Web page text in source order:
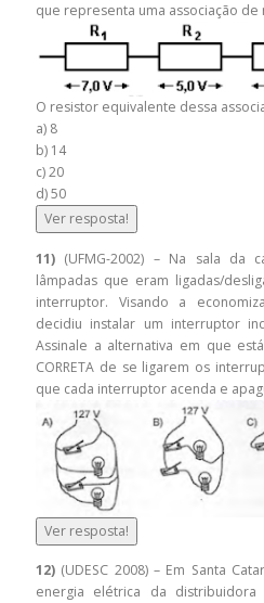
que representa uma associação de
O resistor equivalente dessa
a) 8
b) 14
c) 20
d) 50
Ver resposta!
11) (UFMG-2002) – Na sala da
lâmpadas que eram ligadas/
interruptor. Visando a
decidiu instalar um interruptor
Assinale a alternativa em que
CORRETA de se ligarem os
que cada interruptor acenda e
Ver resposta!
12) (UDESC 2008) – Em Santa
energia elétrica da distribuidora